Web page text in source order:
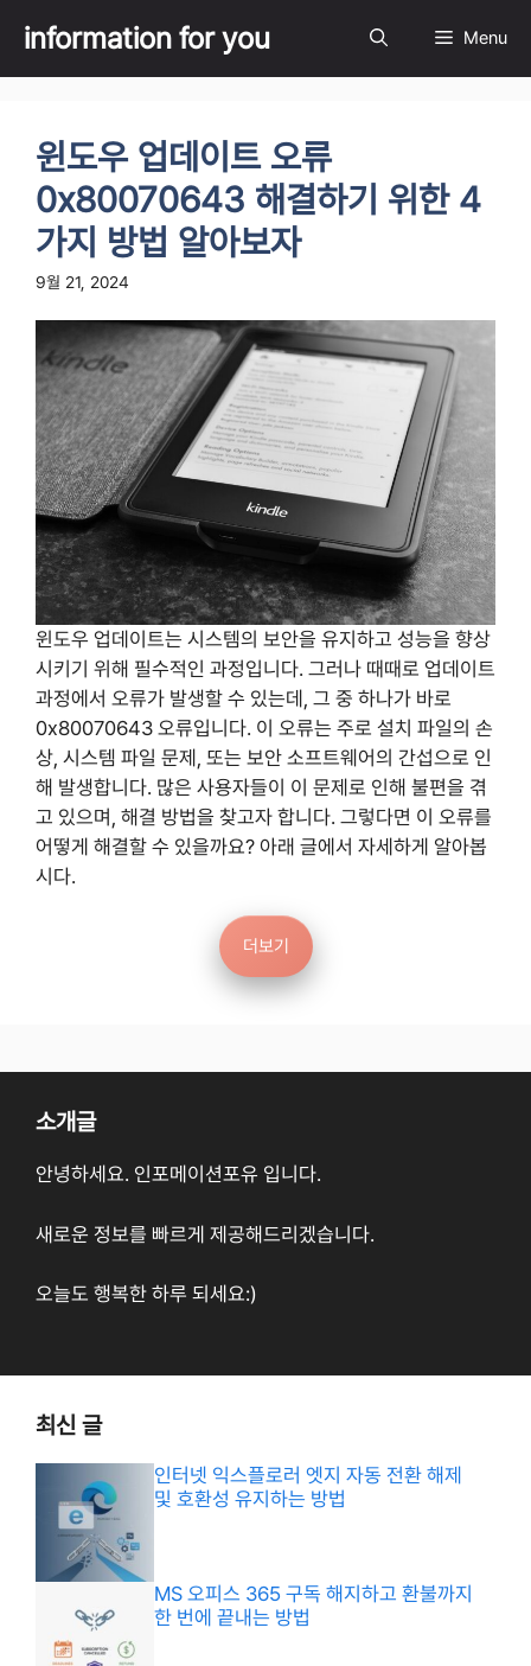
content
information for you Menu
윈도우 업데이트 오류
0x80070643 해결하기 위한 4
가지 방법 알아보자
9월 21, 2024
윈도우 업데이트는 시스템의 보안을 유지하고 성능을 향상
시키기 위해 필수적인 과정입니다. 그러나 때때로 업데이트
과정에서 오류가 발생할 수 있는데, 그 중 하나가 바로
0x80070643 오류입니다. 이 오류는 주로 설치 파일의 손
상, 시스템 파일 문제, 또는 보안 소프트웨어의 간섭으로 인
해 발생합니다. 많은 사용자들이 이 문제로 인해 불편을 겪
고 있으며, 해결 방법을 찾고자 합니다. 그렇다면 이 오류를
어떻게 해결할 수 있을까요? 아래 글에서 자세하게 알아봅
시다.
더보기
소개글
안녕하세요. 인포메이션포유 입니다.
새로운 정보를 빠르게 제공해드리겠습니다.
오늘도 행복한 하루 되세요:)
최신 글
인터넷 익스플로러 엣지 자동 전환 해제
및 호환성 유지하는 방법
MS 오피스 365 구독 해지하고 환불까지
한 번에 끝내는 방법